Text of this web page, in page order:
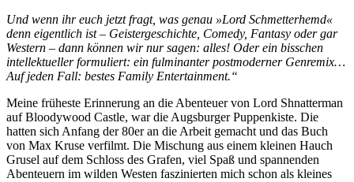
Und wenn ihr euch jetzt fragt, was genau »Lord Schmetterhemd«
denn eigentlich ist – Geistergeschichte, Comedy, Fantasy oder gar
Western – dann können wir nur sagen: alles! Oder ein bisschen
intellektueller formuliert: ein fulminanter postmoderner Genremix…
Auf jeden Fall: bestes Family Entertainment.“
Meine früheste Erinnerung an die Abenteuer von Lord Shnatterman
auf Bloodywood Castle, war die Augsburger Puppenkiste. Die
hatten sich Anfang der 80er an die Arbeit gemacht und das Buch
von Max Kruse verfilmt. Die Mischung aus einem kleinen Hauch
Grusel auf dem Schloss des Grafen, viel Spaß und spannenden
Abenteuern im wilden Westen faszinierten mich schon als kleines